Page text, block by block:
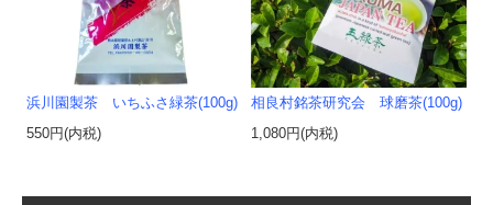
浜川園製茶 いちふさ緑茶(100g)
550円(内税)
相良村銘茶研究会 球磨茶(100g)
1,080円(内税)